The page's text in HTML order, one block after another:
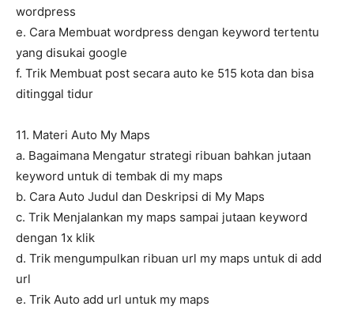
wordpress
e. Cara Membuat wordpress dengan keyword tertentu
yang disukai google
f. Trik Membuat post secara auto ke 515 kota dan bisa
ditinggal tidur
11. Materi Auto My Maps
a. Bagaimana Mengatur strategi ribuan bahkan jutaan
keyword untuk di tembak di my maps
b. Cara Auto Judul dan Deskripsi di My Maps
c. Trik Menjalankan my maps sampai jutaan keyword
dengan 1x klik
d. Trik mengumpulkan ribuan url my maps untuk di add
url
e. Trik Auto add url untuk my maps